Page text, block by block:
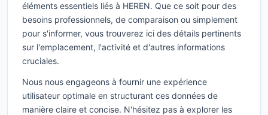
éléments essentiels liés à HEREN. Que ce soit pour des
besoins professionnels, de comparaison ou simplement
pour s'informer, vous trouverez ici des détails pertinents
sur l'emplacement, l'activité et d'autres informations
cruciales.
Nous nous engageons à fournir une expérience
utilisateur optimale en structurant ces données de
manière claire et concise. N'hésitez pas à explorer les